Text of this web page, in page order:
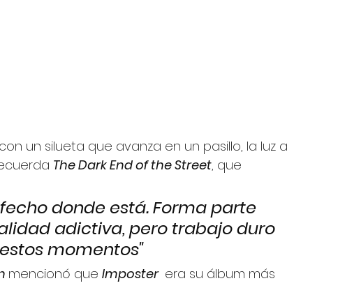
un silueta que avanza en un pasillo, la luz a
The Dark End of the Street, que
donde está. Forma parte
adictiva, pero trabajo duro
momentos"
mencionó que Imposter era su álbum más